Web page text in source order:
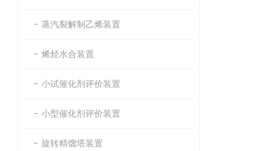
蒸汽裂解制乙烯装置
烯烃水合装置
小试催化剂评价装置
小型催化剂评价装置
旋转精馏塔装置